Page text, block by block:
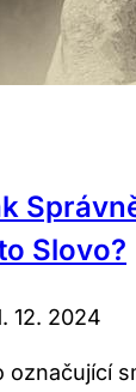
Slovo?
12. 2024
označující